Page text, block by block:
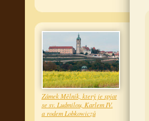
Zámek Mělník, který je spjat
se sv. Ludmilou, Karlem IV.
a rodem Lobkowiczů